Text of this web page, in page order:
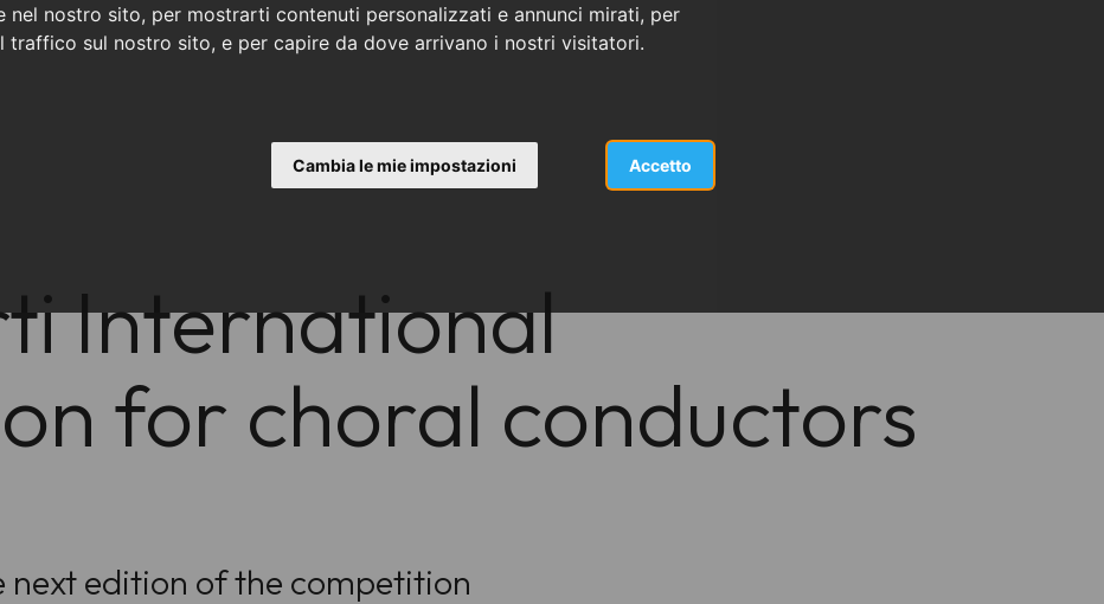
nel nostro sito, per mostrarti contenuti personalizzati e annunci mirati, per
traffico sul nostro sito, e per capire da dove arrivano i nostri visitatori.
Accetto
Cambia le mie impostazioni
International
for choral conductors
next edition of the competition